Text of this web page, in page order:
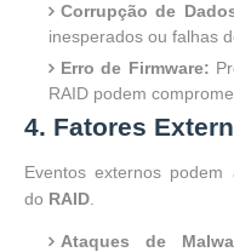
Corrupção de
inesperados ou falhas
Erro de Firmware:
RAID podem
4. Fatores
Eventos externos podem
do RAID
Ataques de